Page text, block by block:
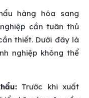
hàng hóa sang
cần tuân thủ
thiết. Dưới đây là
nghiệp không thể
Trước khi xuất